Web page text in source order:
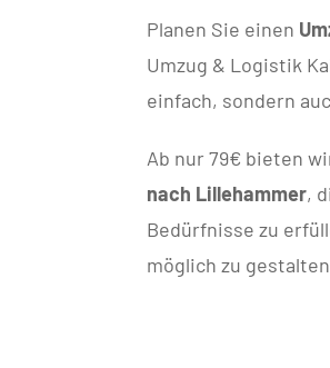
Planen Sie einen
Umzug & Logistik
einfach, sondern
Ab nur 79€ bieten
nach Lillehammer,
Bedürfnisse zu
möglich zu